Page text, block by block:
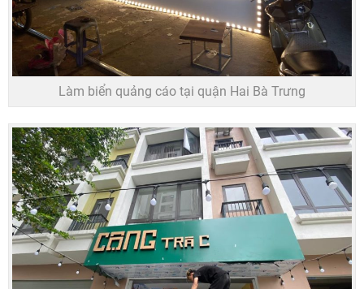
Làm biển quảng cáo tại quận Hai Bà Trưng